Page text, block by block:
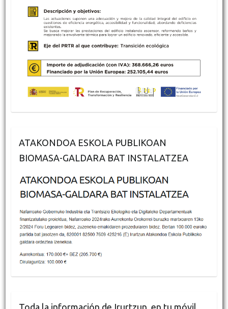
ATAKONDOA ESKOLA PUBLIKOAN
BIOMASA-GALDARA BAT INSTALATZEA
Toda la información de Irurtzun, en tu móvil